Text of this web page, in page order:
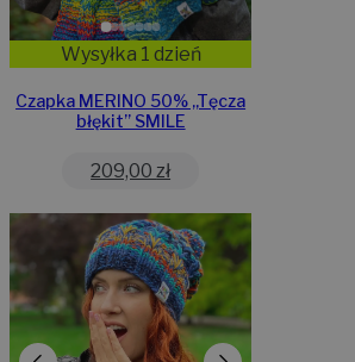
Wysyłka 1 dzień
Czapka MERINO 50% ,,Tęcza
błękit” SMILE
209,00 zł